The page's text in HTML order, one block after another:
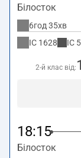
Білосток
6год 35хв
IC 1628 IC
2-й клас від:
18:15
Білосток